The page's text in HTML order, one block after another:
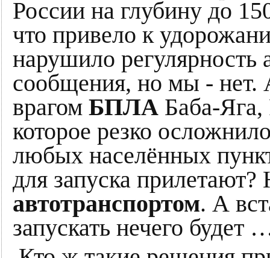
России на глубину до
что привело к
нарушило регулярность
сообщения, но мы - нет.
врагом БПЛА Баба-
которое резко
любых населённых
для запуска
автотранспортом. А
запускать нечего будет